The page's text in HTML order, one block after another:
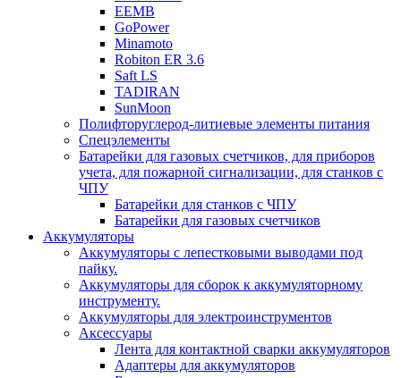
EEMB
GoPower
Minamoto
Robiton ER 3.6
Saft LS
TADIRAN
SunMoon
Полифторуглерод-литиевые элементы питания
Спецэлементы
Батарейки для газовых счетчиков, для приборов
учета, для пожарной сигнализации, для станков с
ЧПУ
Батарейки для станков с ЧПУ
Батарейки для газовых счетчиков
Аккумуляторы
Аккумуляторы с лепестковыми выводами под
пайку.
Аккумуляторы для сборок к аккумуляторному
инструменту.
Аккумуляторы для электроинструментов
Аксессуары
Лента для контактной сварки аккумуляторов
Адаптеры для аккумуляторов